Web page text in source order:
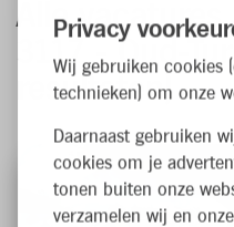
Privacy
Wij gebruiken cookies
technieken) om onze
Daarnaast gebruiken
cookies om je
tonen buiten onze
verzamelen wij en
Alle vacatures
3117 - Oud-
resultaten)